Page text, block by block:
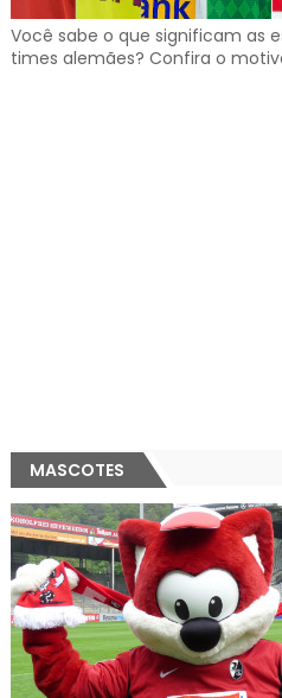
Você sabe o que significam as
times alemães? Confira o
MASCOTES